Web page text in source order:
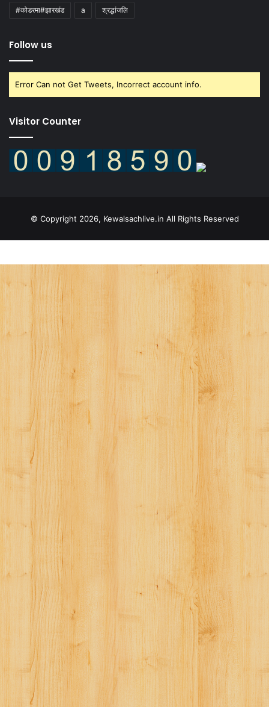
#कोडरमा#झारखंड a श्रद्धांजलि
Follow us
Error Can not Get Tweets, Incorrect account info.
Visitor Counter
© Copyright 2026, Kewalsachlive.in All Rights Reserved